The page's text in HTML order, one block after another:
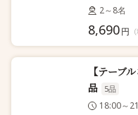
2～8名
8,690円
【テーブ
品
5品
18:00～